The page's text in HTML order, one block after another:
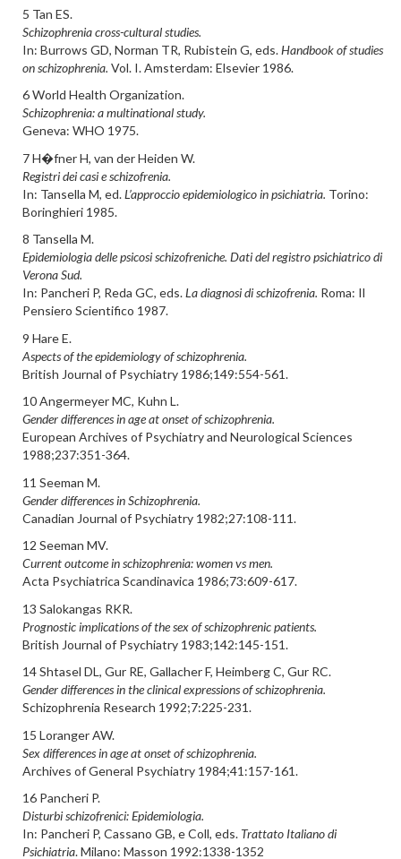
5 Tan ES.
Schizophrenia cross-cultural studies.
In: Burrows GD, Norman TR, Rubistein G, eds.Handbook of studies
on schizophrenia. Vol. I. Amsterdam: Elsevier 1986.
6 World Health Organization.
Schizophrenia: a multinational study.
Geneva: WHO 1975.
7 H�fner H, van der Heiden W.
Registri dei casi e schizofrenia.
In: Tansella M, ed.L’approccio epidemiologico in psichiatria. Torino:
Boringhieri 1985.
8 Tansella M.
Epidemiologia delle psicosi schizofreniche. Dati del registro psichiatrico di
Verona Sud.
In: Pancheri P, Reda GC, eds.La diagnosi di schizofrenia. Roma: Il
Pensiero Scientifico 1987.
9 Hare E.
Aspects of the epidemiology of schizophrenia.
British Journal of Psychiatry 1986;149:554-561.
10 Angermeyer MC, Kuhn L.
Gender differences in age at onset of schizophrenia.
European Archives of Psychiatry and Neurological Sciences
1988;237:351-364.
11 Seeman M.
Gender differences in Schizophrenia.
Canadian Journal of Psychiatry 1982;27:108-111.
12 Seeman MV.
Current outcome in schizophrenia: women vs men.
Acta Psychiatrica Scandinavica 1986;73:609-617.
13 Salokangas RKR.
Prognostic implications of the sex of schizophrenic patients.
British Journal of Psychiatry 1983;142:145-151.
14 Shtasel DL, Gur RE, Gallacher F, Heimberg C, Gur RC.
Gender differences in the clinical expressions of schizophrenia.
Schizophrenia Research 1992;7:225-231.
15 Loranger AW.
Sex differences in age at onset of schizophrenia.
Archives of General Psychiatry 1984;41:157-161.
16 Pancheri P.
Disturbi schizofrenici: Epidemiologia.
In: Pancheri P, Cassano GB, e Coll, eds. Trattato Italiano di
Psichiatria. Milano: Masson 1992:1338-1352